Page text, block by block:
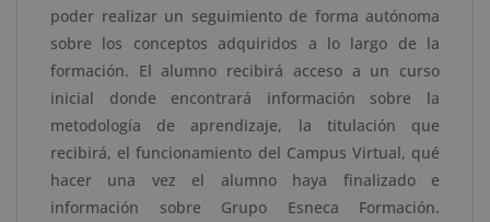
cantidad
poder realizar un seguimiento de forma autónoma
sobre los conceptos adquiridos a lo largo de la
formación. El alumno recibirá acceso a un curso
inicial donde encontrará información sobre la
metodología de aprendizaje, la titulación que
recibirá, el funcionamiento del Campus Virtual, qué
hacer una vez el alumno haya finalizado e
información sobre Grupo Esneca Formación.